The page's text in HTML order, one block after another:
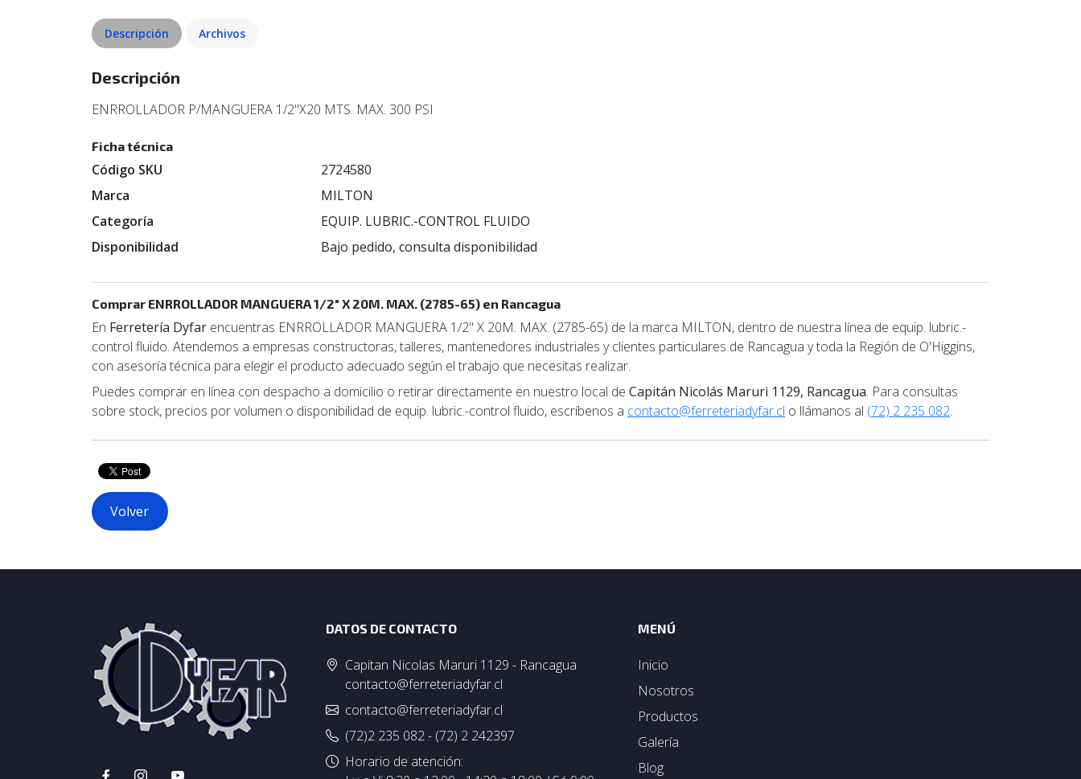
Descripción Archivos
Descripción
ENRROLLADOR P/MANGUERA 1/2"X20 MTS. MAX. 300 PSI
Ficha técnica
Código SKU
2724580
Marca
MILTON
Categoría
EQUIP. LUBRIC.-CONTROL FLUIDO
Disponibilidad
Bajo pedido, consulta disponibilidad
Comprar ENRROLLADOR MANGUERA 1/2" X 20M. MAX. (2785-65) en Rancagua
En Ferretería Dyfar encuentras ENRROLLADOR MANGUERA 1/2" X 20M. MAX. (2785-65) de la marca MILTON, dentro de nuestra línea de equip. lubric.-
control fluido. Atendemos a empresas constructoras, talleres, mantenedores industriales y clientes particulares de Rancagua y toda la Región de O'Higgins,
con asesoría técnica para elegir el producto adecuado según el trabajo que necesitas realizar.
Puedes comprar en línea con despacho a domicilio o retirar directamente en nuestro local de Capitán Nicolás Maruri 1129, Rancagua. Para consultas
sobre stock, precios por volumen o disponibilidad de equip. lubric.-control fluido, escríbenos a contacto@ferreteriadyfar.cl o llámanos al (72) 2 235 082.
Volver
DATOS DE CONTACTO
Capitan Nicolas Maruri 1129 - Rancagua
contacto@ferreteriadyfar.cl
contacto@ferreteriadyfar.cl
(72)2 235 082 - (72) 2 242397
Horario de atención:
MENÚ
Inicio
Nosotros
Productos
Galería
Blog